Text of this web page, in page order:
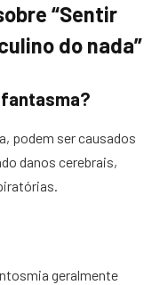
“Sentir
do nada”
podem ser causados
danos cerebrais,
geralmente